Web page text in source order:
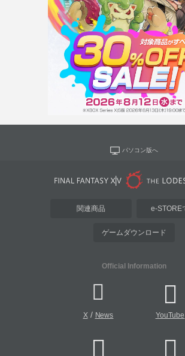
パソコン版へ
関連商品 e-STORE
ゲームダウンロード
Official Information
X/ News YouTube